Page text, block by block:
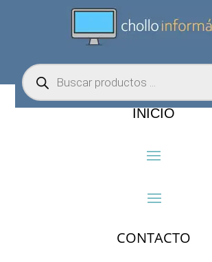
Búsqueda
de
productos
INICIO
CONTACTO